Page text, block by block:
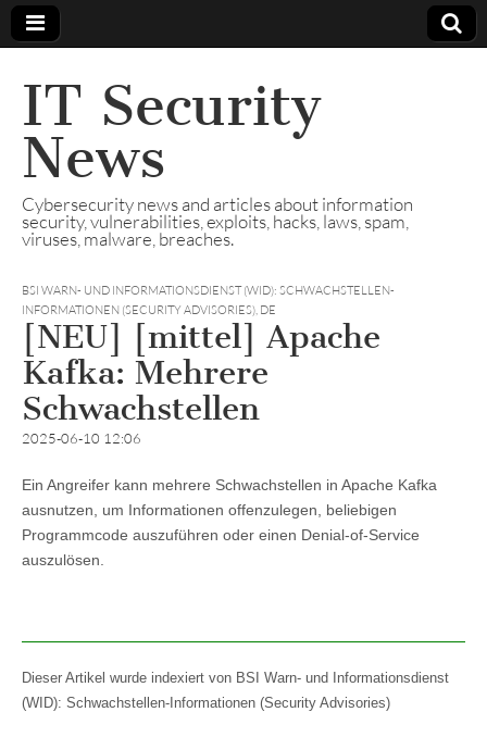
IT Security
News
Cybersecurity news and articles about information
security, vulnerabilities, exploits, hacks, laws, spam,
viruses, malware, breaches.
BSI WARN- UND INFORMATIONSDIENST (WID): SCHWACHSTELLEN-
INFORMATIONEN (SECURITY ADVISORIES), DE
[NEU] [mittel] Apache
Kafka: Mehrere
Schwachstellen
2025-06-10 12:06
Ein Angreifer kann mehrere Schwachstellen in Apache Kafka
ausnutzen, um Informationen offenzulegen, beliebigen
Programmcode auszuführen oder einen Denial-of-Service
auszulösen.
Dieser Artikel wurde indexiert von BSI Warn- und Informationsdienst
(WID): Schwachstellen-Informationen (Security Advisories)